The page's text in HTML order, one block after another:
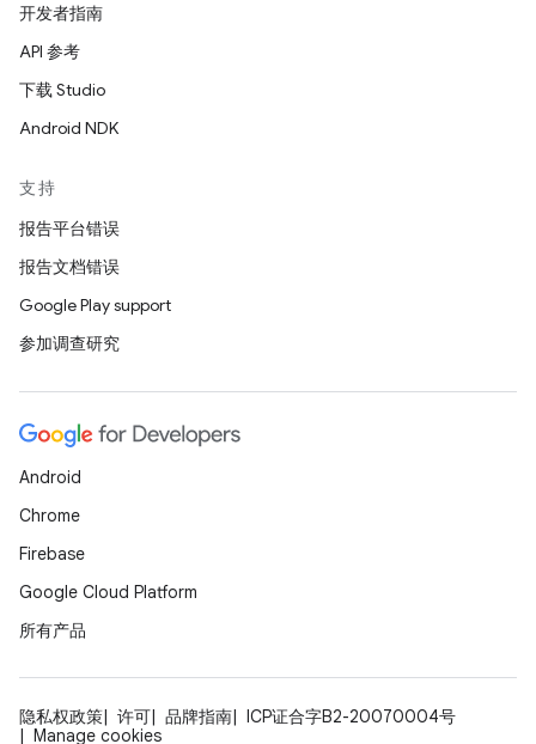
开发者指南
API 参考
下载 Studio
Android NDK
支持
报告平台错误
报告文档错误
Google Play support
参加调查研究
Android
Chrome
Firebase
Google Cloud Platform
所有产品
隐私权政策 许可 品牌指南
ICP证合字B2-20070004号
Manage cookies